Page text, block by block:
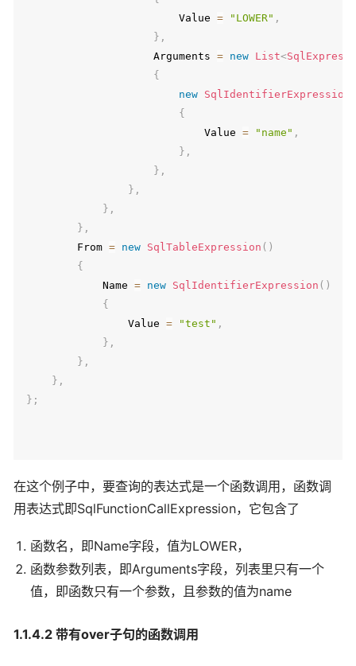
                        Value
= "LOWER" ,
} ,
                    Arguments
= new List<
{
new SqlIdentifierExpression
{
                            Value
= "name" ,
} ,
} ,
} ,
} ,
} ,
        From
= new SqlTableExpression ( )
{
            Name
= new SqlIdentifierExpression ( )
{
                Value
= "test" ,
} ,
} ,
} ,
} ;
在这个例子中，要查询的表达式是一个函数调用，函数调
用表达式即SqlFunctionCallExpression，它包含了
函数名，即Name字段，值为LOWER，
函数参数列表，即Arguments字段，列表里只有一个
值，即函数只有一个参数，且参数的值为name
1.1.4.2 带有over子句的函数调用